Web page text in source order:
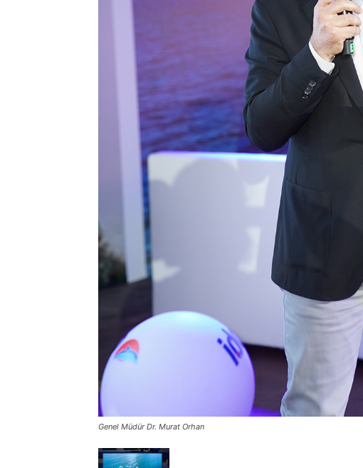
Genel Müdür Dr. Murat Orhan